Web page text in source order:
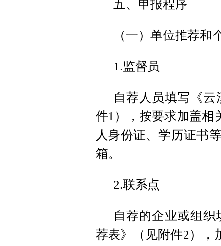
五、申报程序
（一）单位推荐和
1.监督员
自荐人员填写《
件1），按要求加盖相
人身份证、学历证书
箱。
2.联系点
自荐的企业或组
荐表》（见附件2），